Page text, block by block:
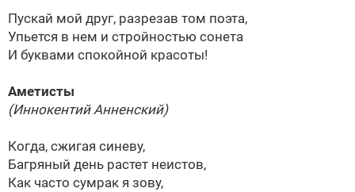
Пускай мой друг, разрезав том поэта,
Упьется в нем и стройностью сонета
И буквами спокойной красоты!
Аметисты
(Иннокентий Анненский)
Когда, сжигая синеву,
Багряный день растет неистов,
Как часто сумрак я зову,